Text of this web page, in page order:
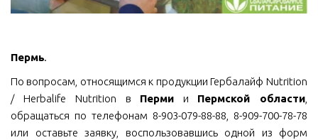
Пермь.
По вопросам, относящимся к продукции Гербалайф Nutrition
/ Herbalife Nutrition в Пермии Пермской области
обращаться по телефонам 8-903-079-88-88, 8-909-700-78-78
или оставьте заявку, воспользовавшись одной из форм